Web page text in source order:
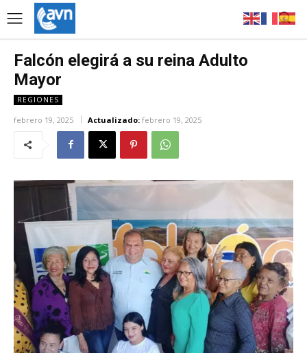
Falcón elegirá a su reina Adulto
Mayor
REGIONES
febrero 19, 2025 Actualizado: febrero 19, 2025